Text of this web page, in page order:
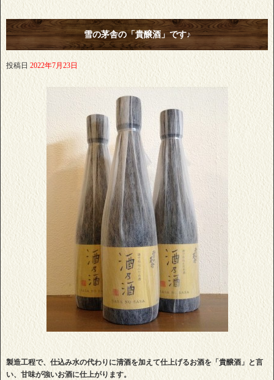
雪の茅舎の「貴醸酒」です♪
投稿日 2022年7月23日
製造工程で、仕込み水の代わりに清酒を加えて仕上げるお酒を「貴醸酒」と言
い、甘味が強いお酒に仕上がります。